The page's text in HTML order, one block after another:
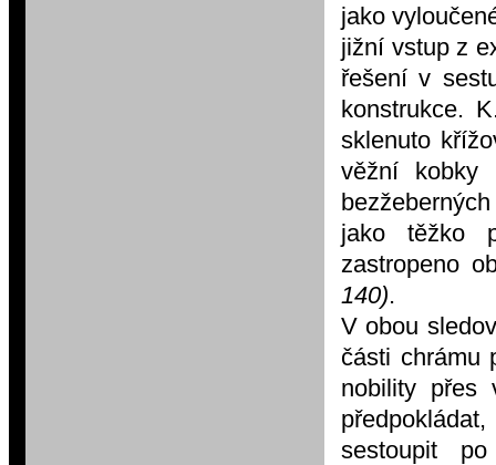
jako
jižní vstup z
řešení v
konstrukce.
sklenuto
věžní kobky
jako těžko
zastropeno
140).
V obou
části chrámu
nobility přes
sestoupit